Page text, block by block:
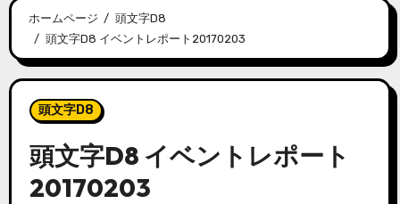
ホームページ
頭文字D8
頭文字D8 イベントレポート20170203
頭文字D8
頭文字D8 イベントレポート
20170203